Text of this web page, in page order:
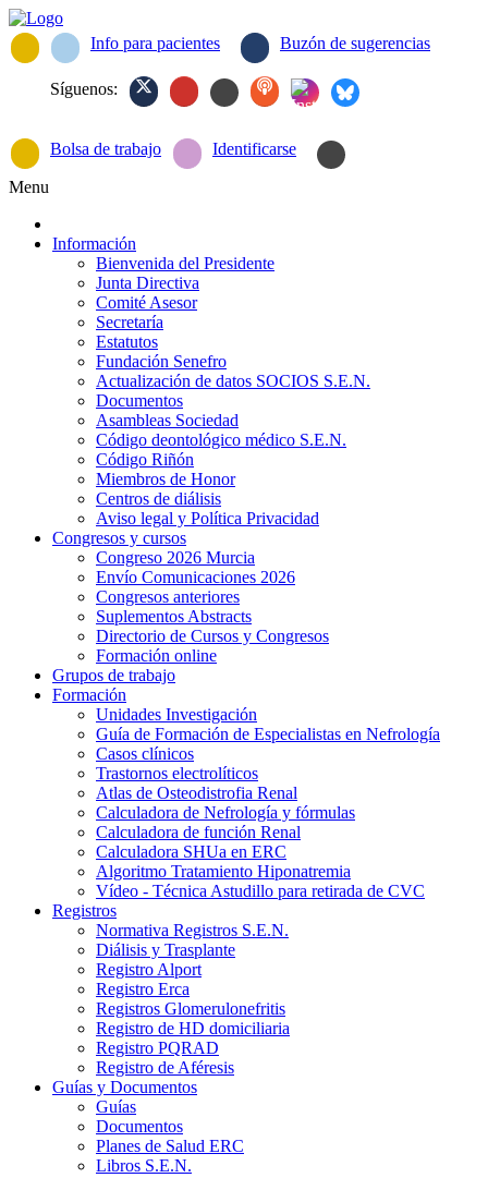
Info para pacientes Buzón de sugerencias
Síguenos:
Bolsa de trabajo Identificarse
Menu
Información
Bienvenida del Presidente
Junta Directiva
Comité Asesor
Secretaría
Estatutos
Fundación Senefro
Actualización de datos SOCIOS S.E.N.
Documentos
Asambleas Sociedad
Código deontológico médico S.E.N.
Código Riñón
Miembros de Honor
Centros de diálisis
Aviso legal y Política Privacidad
Congresos y cursos
Congreso 2026 Murcia
Envío Comunicaciones 2026
Congresos anteriores
Suplementos Abstracts
Directorio de Cursos y Congresos
Formación online
Grupos de trabajo
Formación
Unidades Investigación
Guía de Formación de Especialistas en Nefrología
Casos clínicos
Trastornos electrolíticos
Atlas de Osteodistrofia Renal
Calculadora de Nefrología y fórmulas
Calculadora de función Renal
Calculadora SHUa en ERC
Algoritmo Tratamiento Hiponatremia
Vídeo - Técnica Astudillo para retirada de CVC
Registros
Normativa Registros S.E.N.
Diálisis y Trasplante
Registro Alport
Registro Erca
Registros Glomerulonefritis
Registro de HD domiciliaria
Registro PQRAD
Registro de Aféresis
Guías y Documentos
Guías
Documentos
Planes de Salud ERC
Libros S.E.N.